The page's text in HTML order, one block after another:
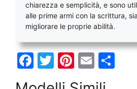
chiarezza e semplicità, e sono
alle prime armi con la scrittura,
migliorare le proprie abilità.
F
T
w
Pi
nt
E
m